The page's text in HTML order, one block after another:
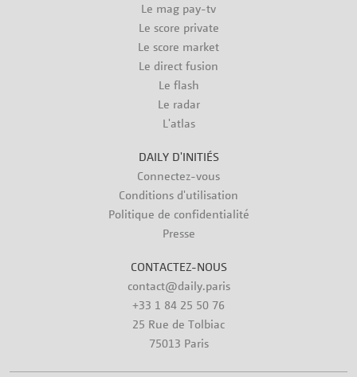
Le mag pay-tv
Le score private
Le score market
Le direct fusion
Le flash
Le radar
L'atlas
DAILY D'INITIÉS
Connectez-vous
Conditions d'utilisation
Politique de confidentialité
Presse
CONTACTEZ-NOUS
contact@daily.paris
+33 1 84 25 50 76
25 Rue de Tolbiac
75013 Paris